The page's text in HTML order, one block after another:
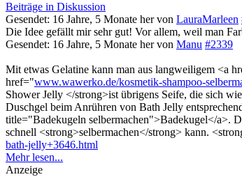
Beiträge in Diskussion
Gesendet: 16 Jahre, 5 Monate hervon LauraMarleen
Die Idee gefällt mir sehr gut! Vor allem, weil man
Gesendet: 16 Jahre, 5 Monate hervon Manu #2339
Mit etwas Gelatine kann man aus langweiligem <a
href="www.wawerko.de/kosmetik-shampoo-
Shower Jelly </strong>ist übrigens Seife, die sich
Duschgel beim Anrühren von Bath Jelly
title="Badekugeln selbermachen">Badekugel</a>.
schnell <strong>selbermachen</strong> kann.
bath-jelly+3646.html
Mehr lesen...
Anzeige